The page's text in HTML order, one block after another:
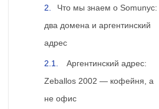
Что мы знаем о Somunyc:
два домена и аргентинский
адрес
Аргентинский адрес:
Zeballos 2002 — кофейня, а
не офис